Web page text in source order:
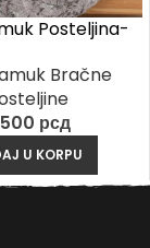
Posteljina-
Bračne
рсд
U KORPU